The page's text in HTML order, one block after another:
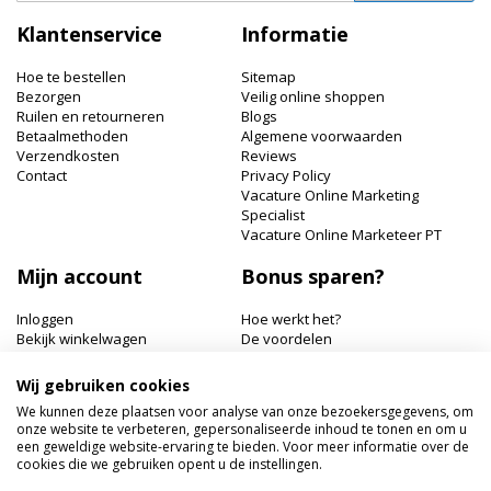
onze
Klantenservice
Hoe te bestellen
Bezorgen
Ruilen en retourneren
Betaalmethoden
Verzendkosten
Contact
Informatie
Sitemap
Veilig online shoppen
Blogs
Algemene voorwaarden
Reviews
Privacy Policy
Vacature Online Marketing
Specialist
Vacature Online Marketeer PT
Mijn account
Inloggen
Bekijk winkelwagen
Bonus sparen?
Hoe werkt het?
De voordelen
Hairworldshop.nl
Havik 41, 3811 EX Amersfoort
+31 033 462 41 40
Wij gebruiken cookies
We kunnen deze plaatsen voor analyse van onze bezoekersgegevens, om
onze website te verbeteren, gepersonaliseerde inhoud te tonen en om u
een geweldige website-ervaring te bieden. Voor meer informatie over de
cookies die we gebruiken opent u de instellingen.